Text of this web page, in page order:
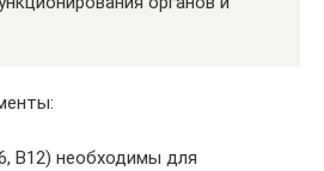
В12) необходимы для